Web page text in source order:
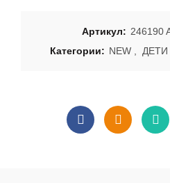
Артикул: 246190
Категории: NEW ДЕТИ